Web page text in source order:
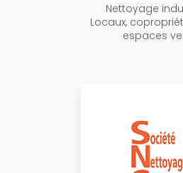
Nettoyage
Locaux,
espaces